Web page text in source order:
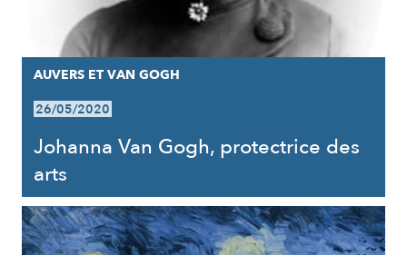
AUVERS ET VAN GOGH
26/05/2020
Johanna Van Gogh, protectrice des
arts